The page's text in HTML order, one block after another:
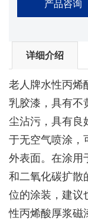
时，需要考虑其对
产品咨询
详细介绍
老人牌水性丙烯
乳胶漆，具有不
尘沾污，具有良
于无空气喷涂，
外表面。在涂用
和二氧化碳扩散
位的涂装，建议
性丙烯酸厚浆磁